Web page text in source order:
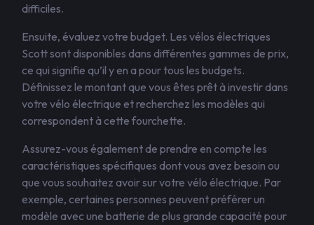
difficiles.
Ensuite, évaluez votre budget. Les vélos électriques
Scott sont disponibles dans différentes gammes de prix,
ce qui signifie qu’il y en a pour tous les budgets.
Définissez le montant que vous êtes prêt à investir dans
votre vélo électrique et recherchez les modèles qui
correspondent à cette fourchette.
Assurez-vous également de prendre en compte les
caractéristiques spécifiques dont vous avez besoin ou
que vous souhaitez avoir sur votre vélo électrique. Par
exemple, certaines personnes peuvent préférer un
modèle avec une batterie de plus grande capacité pour